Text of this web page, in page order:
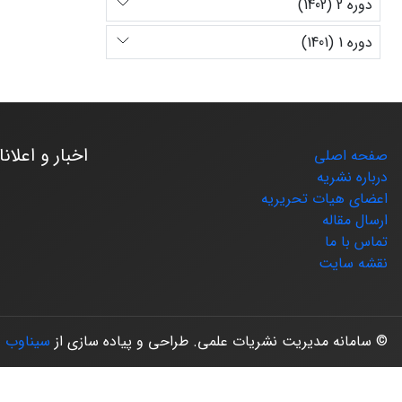
دوره 2 (1402)
دوره 1 (1401)
صفحه اصلی
درباره نشریه
اعضای هیات تحریریه
ارسال مقاله
تماس با ما
نقشه سایت
اخبار و
© سامانه مدیریت نشریات علمی. طراحی و پیاده سازی از سیناوب